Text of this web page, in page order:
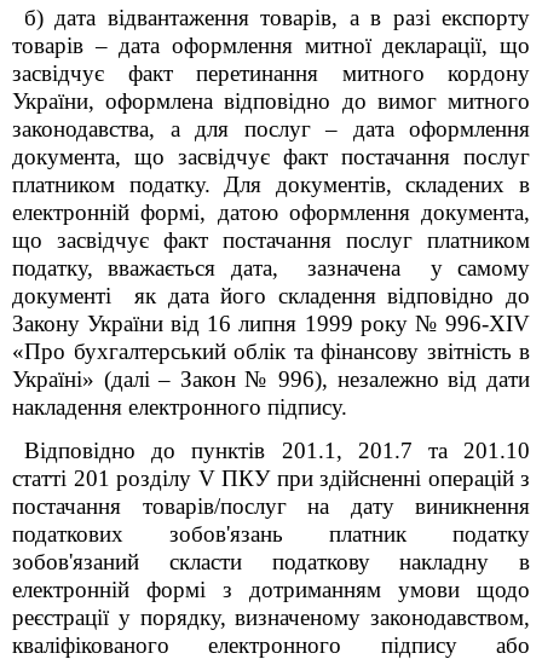
б) дата відвантаження товарів, а в разі експорту
товарів – дата оформлення митної декларації, що
засвідчує факт перетинання митного кордону
України, оформлена відповідно до вимог митного
законодавства, а для послуг – дата оформлення
документа, що засвідчує факт постачання послуг
платником податку. Для документів, складених в
електронній формі, датою оформлення документа,
що засвідчує факт постачання послуг платником
податку, вважається дата, зазначена у самому
документі як дата його складення відповідно до
Закону України від 16 липня 1999 року № 996-XIV
«Про бухгалтерський облік та фінансову звітність в
Україні» (далі – Закон № 996), незалежно від дати
накладення електронного підпису.
Відповідно до пунктів 201.1, 201.7 та 201.10
статті 201 розділу V ПКУ при здійсненні операцій з
постачання товарів/послуг на дату виникнення
податкових зобов'язань платник податку
зобов'язаний скласти податкову накладну в
електронній формі з дотриманням умови щодо
реєстрації у порядку, визначеному законодавством,
кваліфікованого електронного підпису або